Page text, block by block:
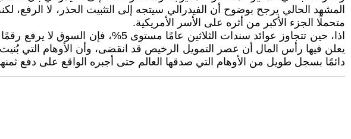
المشهد الحالي يرجح بوضوح أن الفيدرالي سيتجه إلى التثبيت الحذر، لا
متحملًا الجزء الأكبر من أثره على الأسر الأمريكية.
اذا، حين تتجاوز عوائد سندات
يعلن فيها رأس المال أن عصر التمويل الرخيص قد انقضى، وأن الأوهام التي
دائمًا بسجل طويل من الأوهام التي صدقها العالم حتى أجبره الواقع على دفع